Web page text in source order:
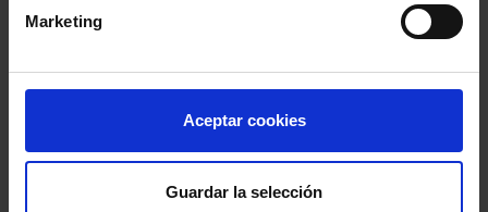
Marketing
Aceptar cookies
Guardar la selección
Noticias
Podcast Abogacía